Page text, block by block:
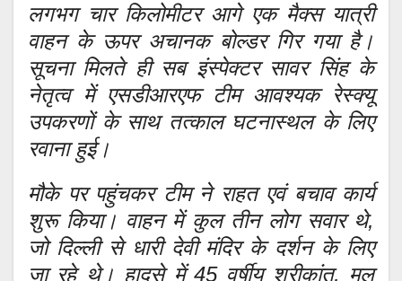
लगभग चार किलोमीटर आगे एक मैक्स यात्री
वाहन के ऊपर अचानक बोल्डर गिर गया है।
सूचना मिलते ही सब इंस्पेक्टर सावर सिंह के
नेतृत्व में एसडीआरएफ टीम आवश्यक रेस्क्यू
उपकरणों के साथ तत्काल घटनास्थल के लिए
रवाना हुई।
मौके पर पहुंचकर टीम ने राहत एवं बचाव कार्य
शुरू किया। वाहन में कुल तीन लोग सवार थे,
जो दिल्ली से धारी देवी मंदिर के दर्शन के लिए
जा रहे थे। हादसे में 45 वर्षीय श्रीकांत, मूल